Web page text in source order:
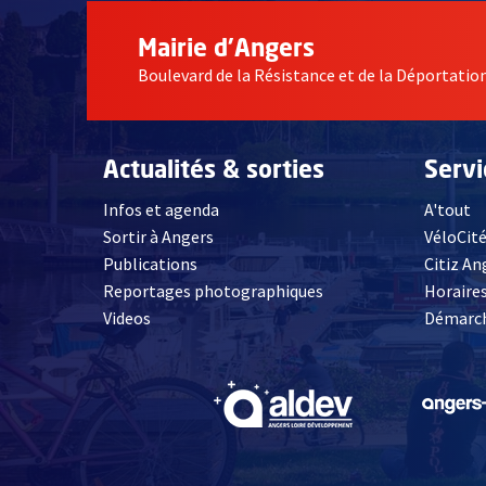
Mairie d'Angers
Boulevard de la Résistance et de la Déportation
Actualités & sorties
Infos et agenda
Sortir à Angers
Publications
Reportages photographiques
Videos, Ouvre une nouvelle fenêtre
A'tout
VéloCité
Citiz
, Ouvre une